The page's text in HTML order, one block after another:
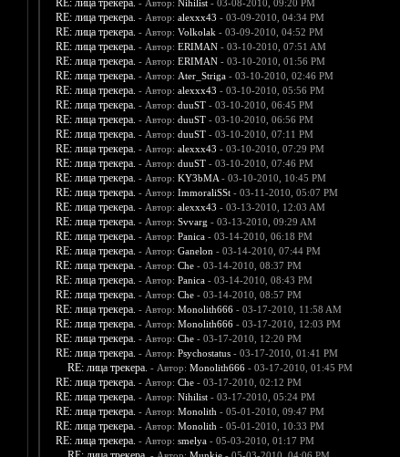
RE: лица трекера. - Автор: Nihilist- 03-08-2010, 09:20 PM
RE: лица трекера. - Автор: alexxx43 - 03-09-2010, 04:34 PM
RE: лица трекера. - Автор: Volkolak - 03-09-2010, 04:52 PM
RE: лица трекера. - Автор: ERIMAN- 03-10-2010, 07:51 AM
RE: лица трекера. - Автор: ERIMAN- 03-10-2010, 01:56 PM
RE: лица трекера. - Автор: Ater_Striga- 03-10-2010, 02:46 PM
RE: лица трекера. - Автор: alexxx43 - 03-10-2010, 05:56 PM
RE: лица трекера. - Автор: duuST- 03-10-2010, 06:45 PM
RE: лица трекера. - Автор: duuST- 03-10-2010, 06:56 PM
RE: лица трекера. - Автор: duuST- 03-10-2010, 07:11 PM
RE: лица трекера. - Автор: alexxx43 - 03-10-2010, 07:29 PM
RE: лица трекера. - Автор: duuST- 03-10-2010, 07:46 PM
RE: лица трекера. - Автор: KY3bMA- 03-10-2010, 10:45 PM
RE: лица трекера. - Автор: ImmoraliSSt- 03-11-2010, 05:07 PM
RE: лица трекера. - Автор: alexxx43 - 03-13-2010, 12:03 AM
RE: лица трекера. - Автор: Svvarg - 03-13-2010, 09:29 AM
RE: лица трекера. - Автор: Panica- 03-14-2010, 06:18 PM
RE: лица трекера. - Автор: Ganelon - 03-14-2010, 07:44 PM
RE: лица трекера. - Автор: Che- 03-14-2010, 08:37 PM
RE: лица трекера. - Автор: Panica- 03-14-2010, 08:43 PM
RE: лица трекера. - Автор: Che- 03-14-2010, 08:57 PM
RE: лица трекера. - Автор: Monolith666- 03-17-2010, 11:58 AM
RE: лица трекера. - Автор: Monolith666- 03-17-2010, 12:03 PM
RE: лица трекера. - Автор: Che- 03-17-2010, 12:20 PM
RE: лица трекера. - Автор: Psychostatus- 03-17-2010, 01:41 PM
RE: лица трекера. - Автор: Monolith666- 03-17-2010, 01:45 PM
RE: лица трекера. - Автор: Che- 03-17-2010, 02:12 PM
RE: лица трекера. - Автор: Nihilist- 03-17-2010, 05:24 PM
RE: лица трекера. - Автор: Monolith - 05-01-2010, 09:47 PM
RE: лица трекера. - Автор: Monolith - 05-01-2010, 10:33 PM
RE: лица трекера. - Автор: smelya- 05-03-2010, 01:17 PM